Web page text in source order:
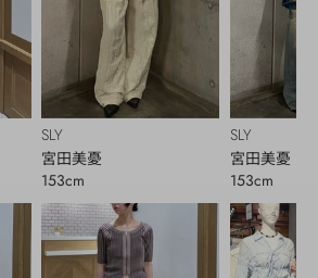
SLY
宮田美憂
153cm
SLY
宮田美憂
153cm